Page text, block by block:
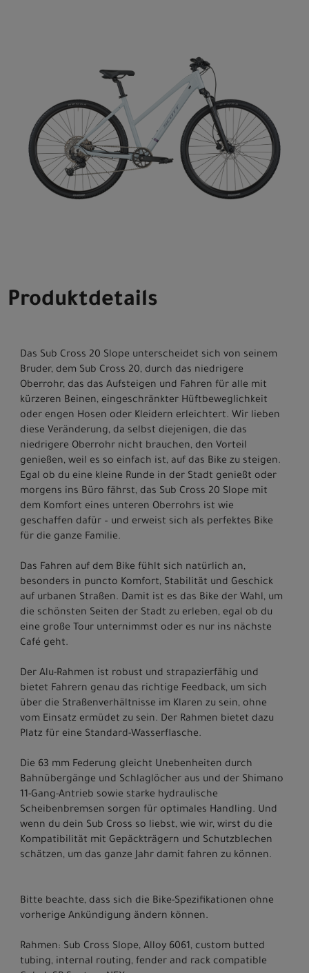
Produktdetails
Das Sub Cross 20 Slope unterscheidet sich von seinem
Bruder, dem Sub Cross 20, durch das niedrigere
Oberrohr, das das Aufsteigen und Fahren für alle mit
kürzeren Beinen, eingeschränkter Hüftbeweglichkeit
oder engen Hosen oder Kleidern erleichtert. Wir lieben
diese Veränderung, da selbst diejenigen, die das
niedrigere Oberrohr nicht brauchen, den Vorteil
genießen, weil es so einfach ist, auf das Bike zu steigen.
Egal ob du eine kleine Runde in der Stadt genießt oder
morgens ins Büro fährst, das Sub Cross 20 Slope mit
dem Komfort eines unteren Oberrohrs ist wie
geschaffen dafür – und erweist sich als perfektes Bike
für die ganze Familie.
Das Fahren auf dem Bike fühlt sich natürlich an,
besonders in puncto Komfort, Stabilität und Geschick
auf urbanen Straßen. Damit ist es das Bike der Wahl, um
die schönsten Seiten der Stadt zu erleben, egal ob du
eine große Tour unternimmst oder es nur ins nächste
Café geht.
Der Alu-Rahmen ist robust und strapazierfähig und
bietet Fahrern genau das richtige Feedback, um sich
über die Straßenverhältnisse im Klaren zu sein, ohne
vom Einsatz ermüdet zu sein. Der Rahmen bietet dazu
Platz für eine Standard-Wasserflasche.
Die 63 mm Federung gleicht Unebenheiten durch
Bahnübergänge und Schlaglöcher aus und der Shimano
11-Gang-Antrieb sowie starke hydraulische
Scheibenbremsen sorgen für optimales Handling. Und
wenn du dein Sub Cross so liebst, wie wir, wirst du die
Kompatibilität mit Gepäckträgern und Schutzblechen
schätzen, um das ganze Jahr damit fahren zu können.
Bitte beachte, dass sich die Bike-Spezifikationen ohne
vorherige Ankündigung ändern können.
Rahmen: Sub Cross Slope, Alloy 6061, custom butted
tubing, internal routing, fender and rack compatible